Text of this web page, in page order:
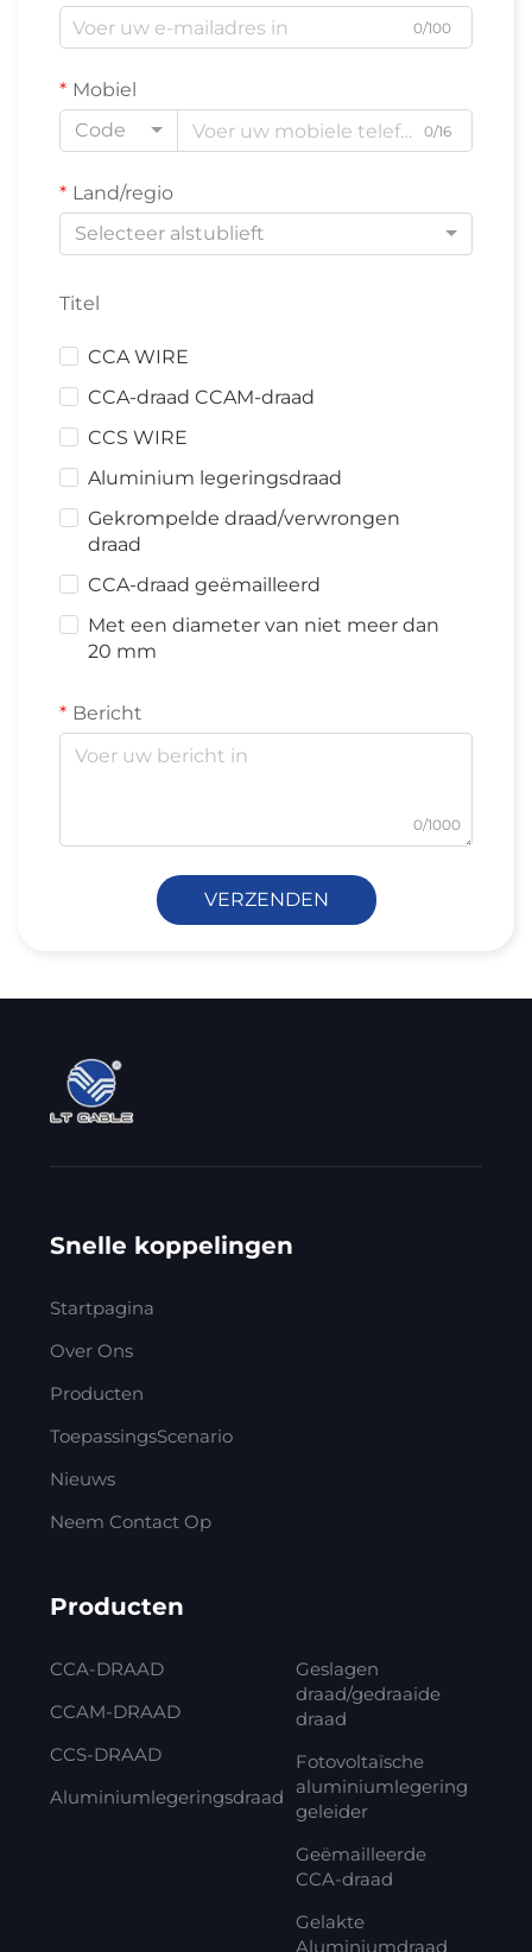
0/100
Mobiel
Code
0/16
Land/regio
Selecteer alstublieft
Titel
CCA WIRE
CCA-draad CCAM-draad
CCS WIRE
Aluminium legeringsdraad
Gekrompelde draad/verwrongen
draad
CCA-draad geëmailleerd
Met een diameter van niet meer dan
20 mm
Bericht
0/1000
VERZENDEN
Snelle koppelingen
Startpagina
Over Ons
Producten
ToepassingsScenario
Nieuws
Neem Contact Op
Producten
CCA-DRAAD
CCAM-DRAAD
CCS-DRAAD
Aluminiumlegeringsdraad
Geslagen
draad/gedraaide
draad
Fotovoltaïsche
aluminiumlegering
geleider
Geëmailleerde
CCA-draad
Gelakte
Aluminiumdraad